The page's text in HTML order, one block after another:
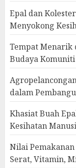
Epal dan
Menyokong
Tempat Menarik
Budaya
dalam
Khasiat Buah
Kesihatan
Nilai
Serat, Vitamin,